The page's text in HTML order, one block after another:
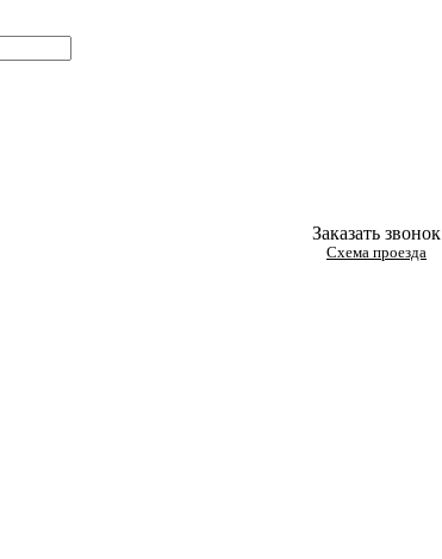
Заказать звонок
Схема проезда